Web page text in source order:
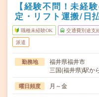
【経験不問！未経
定・リフト運搬/日
職種未経験OK 交通費別途支
派遣
勤務地
福井県福井市
三国(福井県)駅か
曜日頻度 月～金